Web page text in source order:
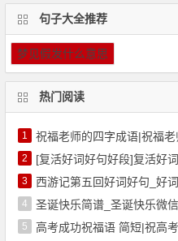
句子大全推荐
梦见假发什么意思
热门阅读
1 祝福老师的四字成语|祝福
2 [复活好词好句好段]复活好
3 西游记第五回好词好句_好
4 圣诞快乐简谱_圣诞快乐微信
5 高考成功祝福语 简短|祝高